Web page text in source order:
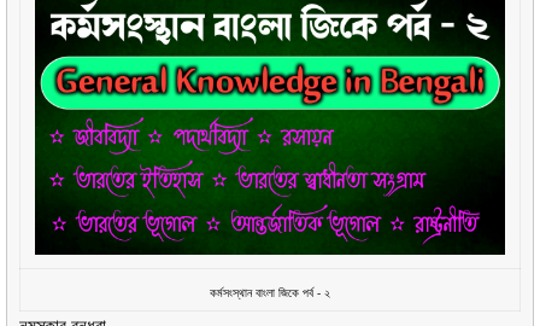
কর্মসংস্থান বাংলা জিকে পর্ব - ২